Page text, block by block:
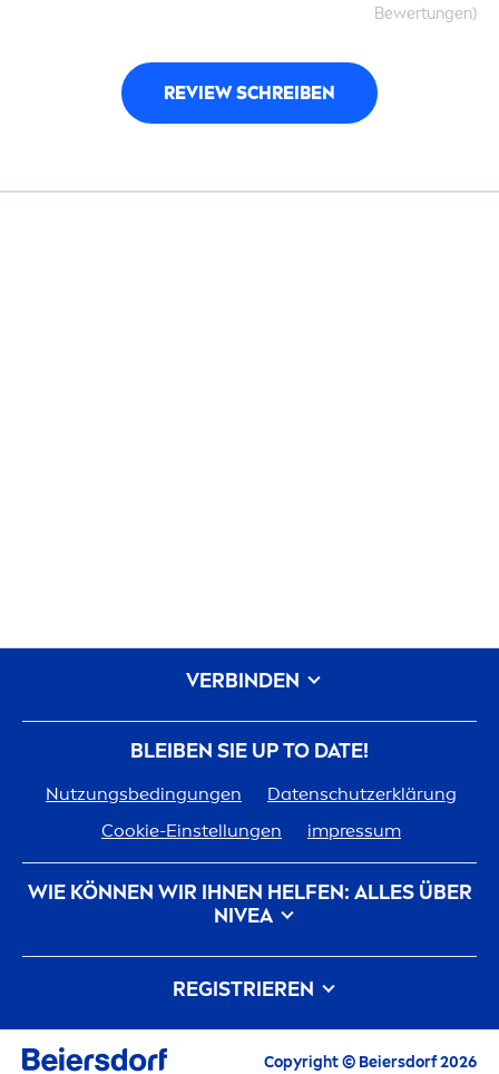
Bewertungen)
REVIEW SCHREIBEN
BLEIBEN SIE UP TO DATE!
Nutzungsbedingungen
Datenschutzerklärung
Cookie-Einstellungen
impressum
WIE KÖNNEN WIR IHNEN HELFEN: ALLES ÜBER
NIVEA
Markenhistorie
Karriere bei Beiersdorf
Unsere Philosophie
Kontakt
REGISTRIEREN
Alle aktuellen Highlights, Pflegetipps,
VERBINDEN
Copyright © Beiersdorf 2026